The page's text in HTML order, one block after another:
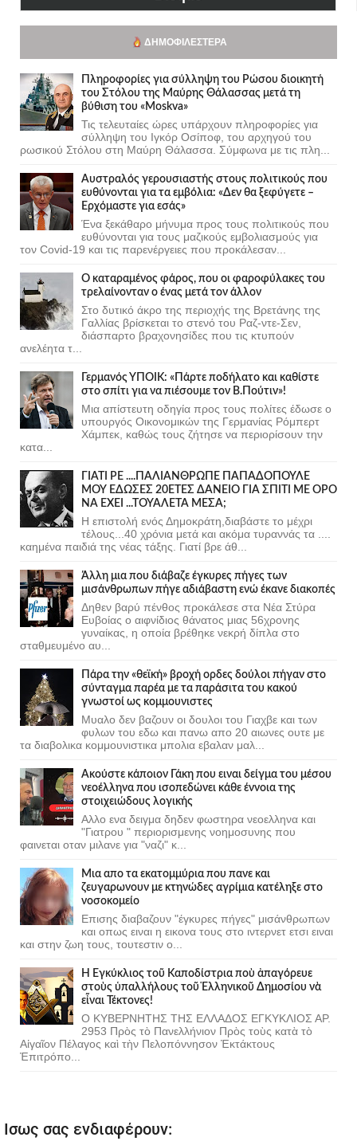
ΔΗΜΟΦΙΛΈΣΤΕΡΑ
Πληροφορίες για σύλληψη του Ρώσου διοικητή
του Στόλου της Mαύρης Θάλασσας μετά τη
βύθιση του «Moskva»
Τις τελευταίες ώρες υπάρχουν πληροφορίες για
σύλληψη του Ιγκόρ Οσίποφ, του αρχηγού του
ρωσικού Στόλου στη Μαύρη Θάλασσα. Σύμφωνα με τις πλη...
Αυστραλός γερουσιαστής στους πολιτικούς που
ευθύνονται για τα εμβόλια: «Δεν θα ξεφύγετε –
Ερχόμαστε για εσάς»
Ένα ξεκάθαρο μήνυμα προς τους πολιτικούς που
ευθύνονται για τους μαζικούς εμβολιασμούς για
τον Covid-19 και τις παρενέργειες που προκάλεσαν...
Ο καταραμένος φάρος, που οι φαροφύλακες του
τρελαίνονταν ο ένας μετά τον άλλον
Στο δυτικό άκρο της περιοχής της Βρετάνης της
Γαλλίας βρίσκεται το στενό του Ραζ-ντε-Σεν,
διάσπαρτο βραχονησίδες που τις κτυπούν
ανελέητα τ...
Γερμανός ΥΠΟΙΚ: «Πάρτε ποδήλατο και καθίστε
στο σπίτι για να πιέσουμε τον Β.Πούτιν»!
Μια απίστευτη οδηγία προς τους πολίτες έδωσε ο
υπουργός Οικονομικών της Γερμανίας Ρόμπερτ
Χάμπεκ, καθώς τους ζήτησε να περιορίσουν την
κατα...
ΓΙΑΤΙ ΡΕ ....ΠΑΛΙΑΝΘΡΩΠΕ ΠΑΠΑΔΟΠΟΥΛΕ
ΜΟΥ ΕΔΩΣΕΣ 20ΕΤΕΣ ΔΑΝΕΙΟ ΓΙΑ ΣΠΙΤΙ ΜΕ ΟΡΟ
ΝΑ ΕΧΕΙ ...ΤΟΥΑΛΕΤΑ ΜΕΣΑ;
Η επιστολή ενός Δημοκράτη,διαβάστε το μέχρι
τέλους...40 χρόνια μετά και ακόμα τυραννάς τα ....
καημένα παιδιά της νέας τάξης. Γιατί βρε άθ...
Άλλη μια που διάβαζε έγκυρες πήγες των
μισάνθρωπων πήγε αδιάβαστη ενώ έκανε διακοπές
Δηθεν βαρύ πένθος προκάλεσε στα Νέα Στύρα
Ευβοίας ο αιφνίδιος θάνατος μιας 56χρονης
γυναίκας, η οποία βρέθηκε νεκρή δίπλα στο
σταθμευμένο αυ...
Πάρα την «θεϊκή» βροχή ορδες δούλοι πήγαν στο
σύνταγμα παρέα με τα παράσιτα του κακού
γνωστοί ως κομμουνιστες
Μυαλο δεν βαζουν οι δουλοι του Γιαχβε και των
φυλων του εδω και πανω απο 20 αιωνες ουτε με
τα διαβολικα κομμουνιστικα μπολια εβαλαν μαλ...
Ακούστε κάποιον Γάκη που ειναι δείγμα του μέσου
νεοέλληνα που ισοπεδώνει κάθε έννοια της
στοιχειώδους λογικής
Αλλο ενα δειγμα δηδεν φωστηρα νεοελληνα και
"Γιατρου " περιορισμενης νοημοσυνης που
φαινεται οταν μιλανε για "ναζι" κ...
Μια απο τα εκατομμύρια που πανε και
ζευγαρωνουν με κτηνώδες αγρίμια κατέληξε στο
νοσοκομείο
Επισης διαβαζουν "έγκυρες πήγες" μισάνθρωπων
και οπως ειναι η εικονα τους στο ιντερνετ ετσι ειναι
και στην ζωη τους, τουτεστιν ο...
Ἡ Ἐγκύκλιος τοῦ Καποδίστρια ποὺ ἀπαγόρευε
στοὺς ὑπαλλήλους τοῦ Ἑλληνικοῦ Δημοσίου νὰ
εἶναι Τέκτονες!
Ο ΚΥΒΕΡΝΗΤΗΣ ΤΗΣ ΕΛΛΑΔΟΣ ΕΓΚΥΚΛΙΟΣ ΑΡ.
2953 Πρὸς τὸ Πανελλήνιον Πρὸς τοὺς κατὰ τὸ
Αἰγαῖον Πέλαγος καὶ τὴν Πελοπόννησον Ἐκτάκτους
Ἐπιτρόπο...